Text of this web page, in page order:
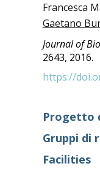
Francesca
Gaetano
Journal of
2643, 2016.
https://
Progetto
Gruppi di
Facilities